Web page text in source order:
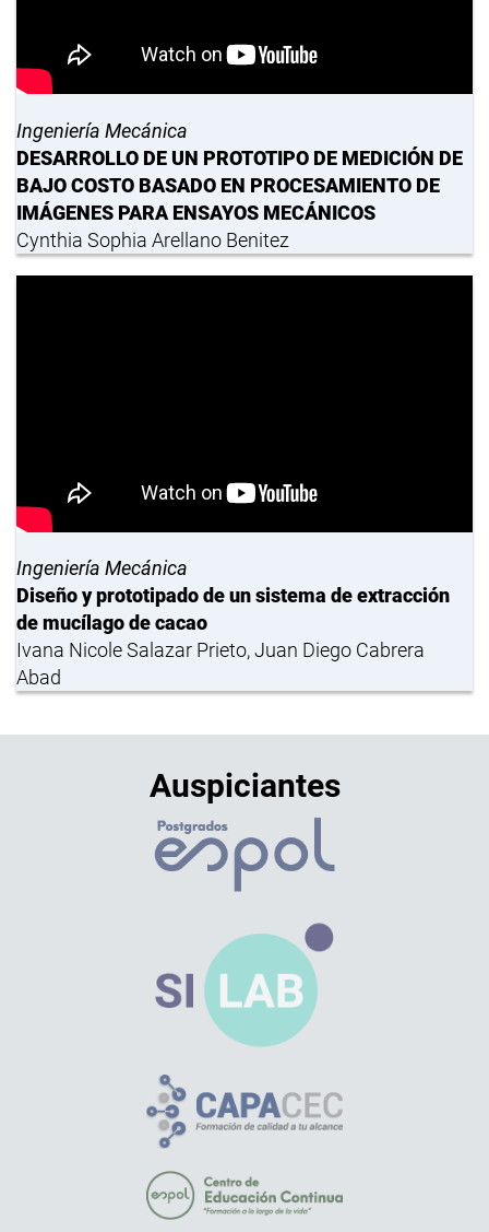
Ingeniería Mecánica
DESARROLLO DE UN PROTOTIPO DE MEDICIÓN DE
BAJO COSTO BASADO EN PROCESAMIENTO DE
IMÁGENES PARA ENSAYOS MECÁNICOS
Cynthia Sophia Arellano Benitez
Ingeniería Mecánica
Diseño y prototipado de un sistema de extracción
de mucílago de cacao
Ivana Nicole Salazar Prieto, Juan Diego Cabrera
Abad
Auspiciantes